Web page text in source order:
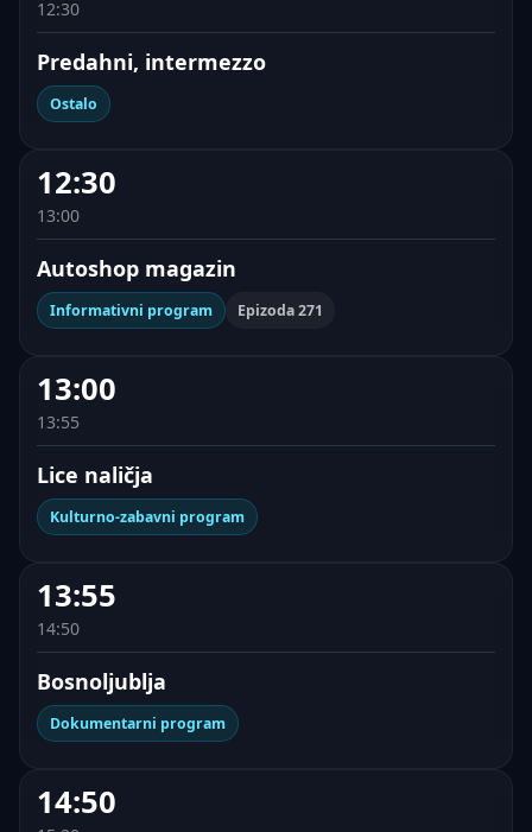
12:30
Predahni, intermezzo
Ostalo
12:30
13:00
Autoshop magazin
Informativni program Epizoda 271
13:00
13:55
Lice naličja
Kulturno-zabavni program
13:55
14:50
Bosnoljublja
Dokumentarni program
14:50